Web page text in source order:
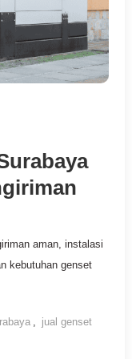
aman, instalasi
kebutuhan genset
jual genset